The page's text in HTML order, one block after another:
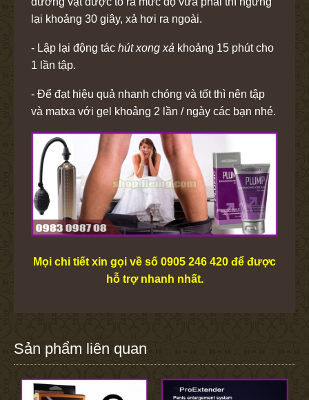
lại khoảng 30 giây, xả hơi ra ngoài.
- Lập lại động tác hút xong xả khoảng 15 phút cho
1 lần tập.
- Để đạt hiệu quả nhanh chóng và tốt thì nên tập
và matxa với gel khoảng 2 lần / ngày các bạn nhé.
Mọi chi tiết xin gọi về số 0905 246 420 để được
hỗ trợ nhanh nhất.
Sản phẩm liên quan